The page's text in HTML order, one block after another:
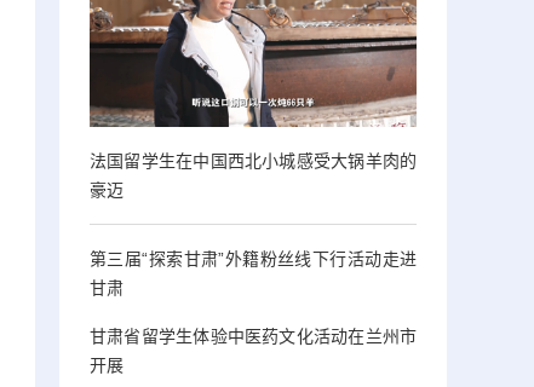
法国留学生在中国西北小城感受大锅羊肉的
豪迈
第三届“探索甘肃”外籍粉丝线下行活动走进
甘肃
甘肃省留学生体验中医药文化活动在兰州市
开展